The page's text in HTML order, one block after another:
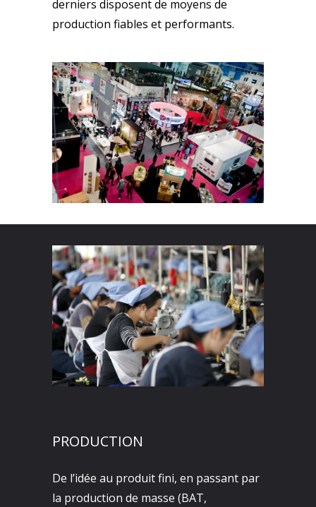
derniers disposent de moyens de
production fiables et performants.
PRODUCTION
De l’idée au produit fini, en passant par
la production de masse (BAT,